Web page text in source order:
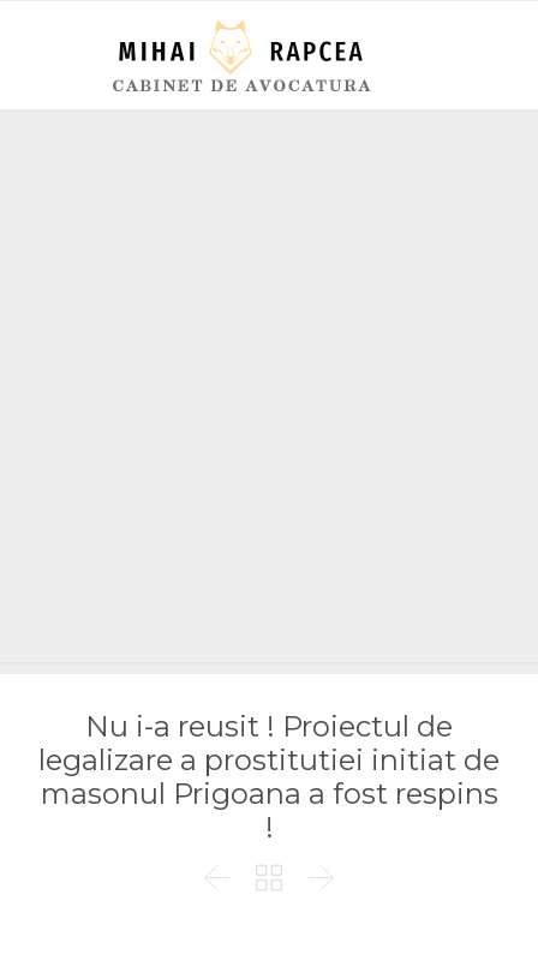
Nu i-a reusit ! Proiectul de
legalizare a prostitutiei initiat de
masonul Prigoana a fost respins
!
  